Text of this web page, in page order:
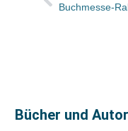
Bücher und